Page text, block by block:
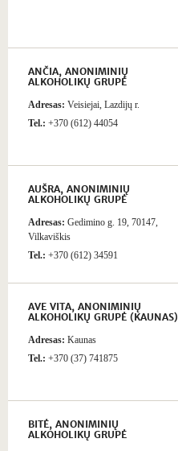
ANČIA, ANONIMINIŲ
ALKOHOLIKŲ GRUPĖ
Adresas: Veisiejai, Lazdijų r.
Tel.: +370 (612) 44054
AUŠRA, ANONIMINIŲ
ALKOHOLIKŲ GRUPĖ
Adresas: Gedimino g. 19, 70147,
Vilkaviškis
Tel.: +370 (612) 34591
AVE VITA, ANONIMINIŲ
ALKOHOLIKŲ GRUPĖ (KAUNAS)
Adresas: Kaunas
Tel.: +370 (37) 741875
BITĖ, ANONIMINIŲ
ALKOHOLIKŲ GRUPĖ